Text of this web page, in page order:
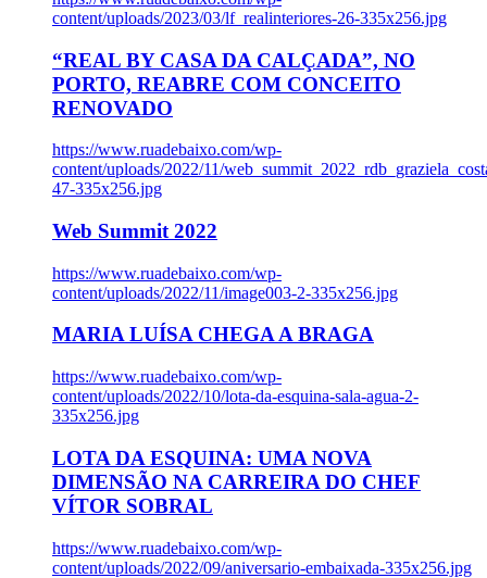
content/uploads/2023/03/lf_realinteriores-26-335x256.jpg
“REAL BY CASA DA CALÇADA”, NO
PORTO, REABRE COM CONCEITO
RENOVADO
https://www.ruadebaixo.com/wp-
content/uploads/2022/11/
47-335x256.jpg
Web Summit 2022
https://www.ruadebaixo.com/wp-
content/uploads/2022/11/image003-2-335x256.jpg
MARIA LUÍSA CHEGA A BRAGA
https://www.ruadebaixo.com/wp-
content/uploads/2022/10/lota-da-esquina-sala-agua-2-
335x256.jpg
LOTA DA ESQUINA: UMA NOVA
DIMENSÃO NA CARREIRA DO CHEF
VÍTOR SOBRAL
https://www.ruadebaixo.com/wp-
content/uploads/2022/09/aniversario-embaixada-335x256.jpg